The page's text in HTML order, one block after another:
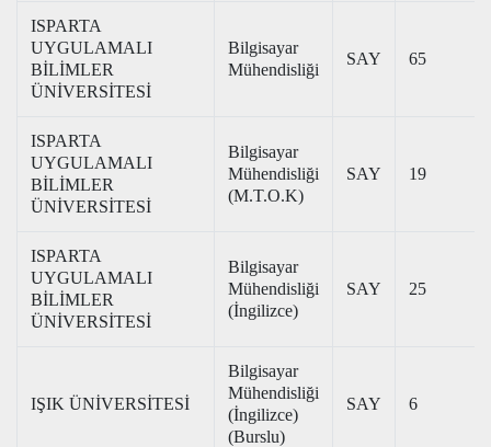
ISPARTA
UYGULAMALI
BİLİMLER
ÜNİVERSİTESİ
Bilgisayar
Mühendisliği
SAY 65
ISPARTA
UYGULAMALI
BİLİMLER
ÜNİVERSİTESİ
Bilgisayar
Mühendisliği
(M.T.O.K)
SAY 19
ISPARTA
UYGULAMALI
BİLİMLER
ÜNİVERSİTESİ
Bilgisayar
Mühendisliği
(İngilizce)
SAY 25
IŞIK ÜNİVERSİTESİ
Bilgisayar
Mühendisliği
(İngilizce)
(Burslu)
SAY 6